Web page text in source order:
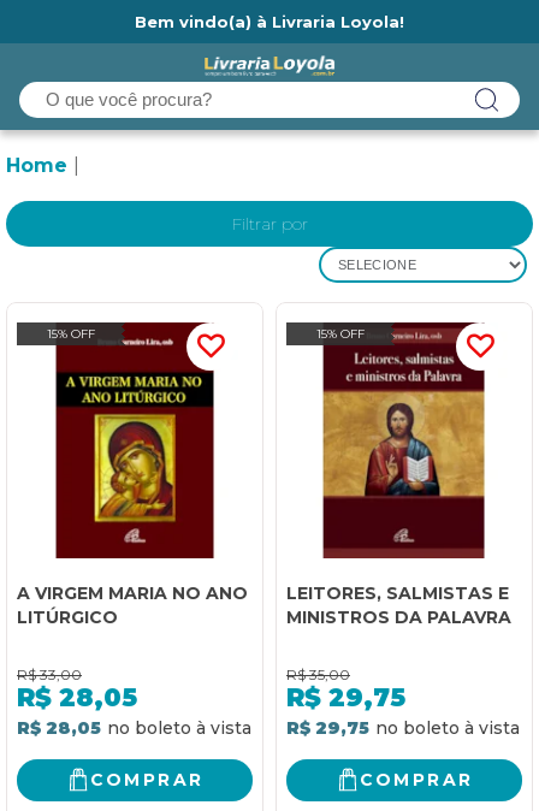
Bem vindo(a) à Livraria Loyola!
Home
Filtrar por
SELECIONE
15% OFF
A VIRGEM MARIA NO ANO
LITÚRGICO
R$ 33,00
R$ 28,05
R$ 28,05
COMPRAR
15% OFF
LEITORES, SALMISTAS E
MINISTROS DA PALAVRA
R$ 35,00
R$ 29,75
R$ 29,75
COMPRAR